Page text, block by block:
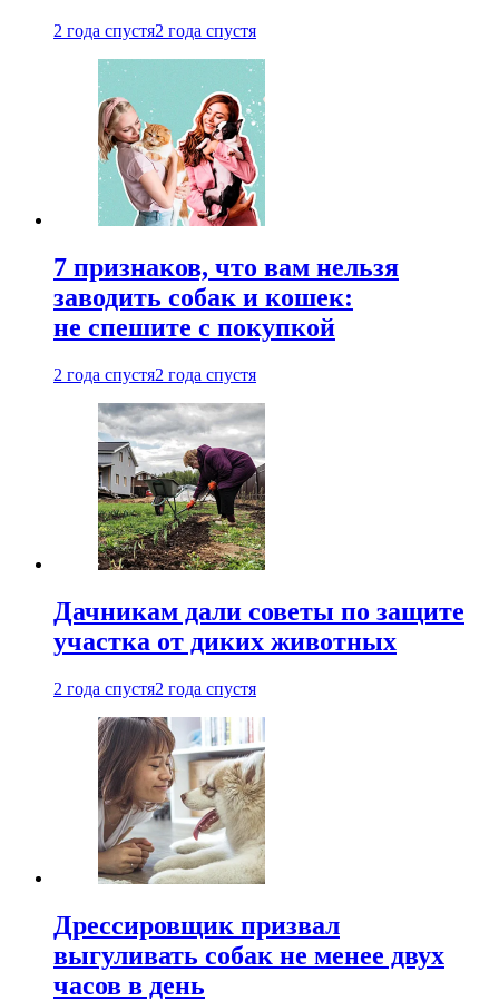
2 года спустя2 года спустя
7 признаков, что вам нельзя
заводить собак и кошек:
не спешите с покупкой
2 года спустя2 года спустя
Дачникам дали советы по защите
участка от диких животных
2 года спустя2 года спустя
Дрессировщик призвал
выгуливать собак не менее двух
часов в день